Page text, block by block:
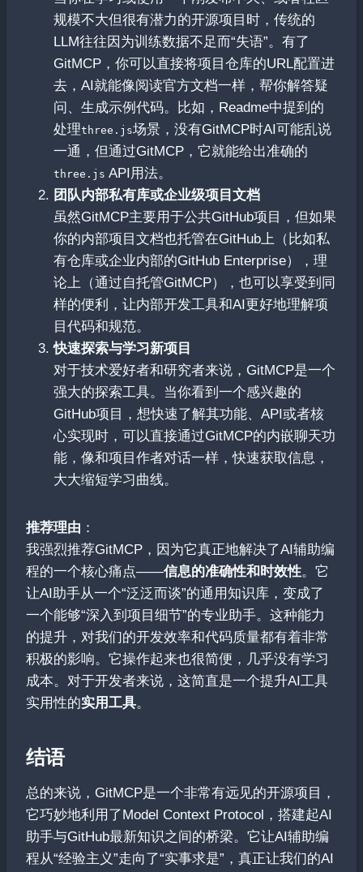
规模不大但很有潜力的开源项目时，传统的
LLM往往因为训练数据不足而“失语”。有了
GitMCP，你可以直接将项目仓库的URL配置进
去，AI就能像阅读官方文档一样，帮你解答疑
问、生成示例代码。比如，Readme中提到的
处理three.js场景，没有GitMCP时AI可能乱说
一通，但通过GitMCP，它就能给出准确的
three.js API用法。
团队内部私有库或企业级项目文档
虽然GitMCP主要用于公共GitHub项目，但如果
你的内部项目文档也托管在GitHub上（比如私
有仓库或企业内部的GitHub Enterprise），理
论上（通过自托管GitMCP），也可以享受到同
样的便利，让内部开发工具和AI更好地理解项
目代码和规范。
快速探索与学习新项目
对于技术爱好者和研究者来说，GitMCP是一个
强大的探索工具。当你看到一个感兴趣的
GitHub项目，想快速了解其功能、API或者核
心实现时，可以直接通过GitMCP的内嵌聊天功
能，像和项目作者对话一样，快速获取信息，
大大缩短学习曲线。
推荐理由 ：
我强烈推荐GitMCP，因为它真正地解决了AI辅助编
程的一个核心痛点——信息的准确性和时效性。它
让AI助手从一个“泛泛而谈”的通用知识库，变成了
一个能够“深入到项目细节”的专业助手。这种能力
的提升，对我们的开发效率和代码质量都有着非常
积极的影响。它操作起来也很简便，几乎没有学习
成本。对于开发者来说，这简直是一个提升AI工具
实用性的实用工具。
结语
总的来说，GitMCP是一个非常有远见的开源项目，
它巧妙地利用了Model Context Protocol，搭建起AI
助手与GitHub最新知识之间的桥梁。它让AI辅助编
程从“经验主义”走向了“实事求是”，真正让我们的AI